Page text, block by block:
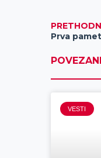
VESTI